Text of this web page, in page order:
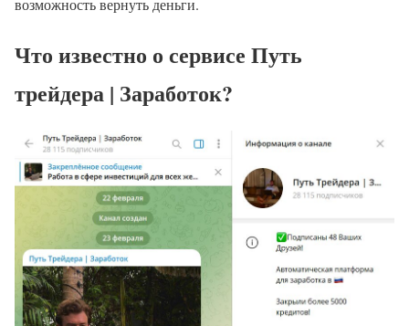
возможность вернуть деньги.
Что известно о сервисе Путь
трейдера | Заработок?